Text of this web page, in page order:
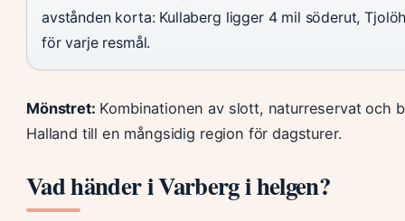
avstånden korta: Kullaberg ligger 4 mil söderut,
för varje resmål.
Mönstret: Kombinationen av slott, naturreservat och
Halland till en mångsidig region för dagsturer.
Vad händer i Varberg i helgen?